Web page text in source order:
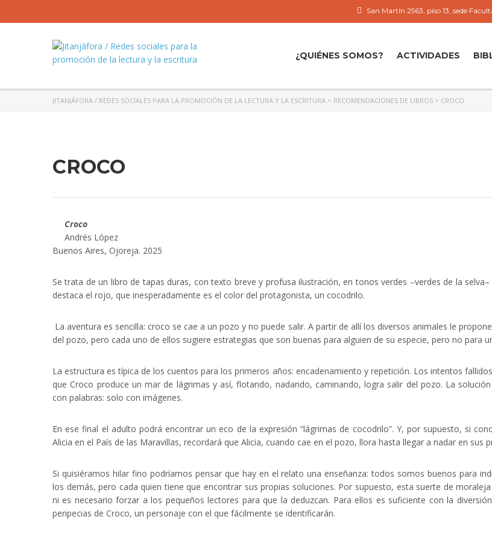
San Martín 2563, piso 13, sede
¿QUIÉNES SOMOS? ACTIVIDADES
JITANJÁFORA / REDES SOCIALES PARA LA PROMOCIÓN DE LA LECTURA Y LA ESCRITURA > RECOMENDACIONES DE LIBROS > CROCO
CROCO
Croco
Andrés López
Buenos Aires, Ojoreja. 2025
Se trata de un libro de tapas duras, con texto breve y profusa ilustración, en tonos verdes –verdes de la
destaca el rojo, que inesperadamente es el color del protagonista, un cocodrilo.
La aventura es sencilla: croco se cae a un pozo y no puede salir. A partir de allí los diversos animales le
del pozo, pero cada uno de ellos sugiere estrategias que son buenas para alguien de su especie, pero no para
La estructura es típica de los cuentos para los primeros años: encadenamiento y repetición. Los intentos
que Croco produce un mar de lágrimas y así, flotando, nadando, caminando, logra salir del pozo. La
con palabras: solo con imágenes.
En ese final el adulto podrá encontrar un eco de la expresión “lágrimas de cocodrilo”. Y, por supuesto, si
Alicia en el País de las Maravillas, recordará que Alicia, cuando cae en el pozo, llora hasta llegar a nadar en sus
Si quisiéramos hilar fino podríamos pensar que hay en el relato una enseñanza: todos somos buenos para
los demás, pero cada quien tiene que encontrar sus propias soluciones. Por supuesto, esta suerte de
ni es necesario forzar a los pequeños lectores para que la deduzcan. Para ellos es suficiente con la
peripecias de Croco, un personaje con el que fácilmente se identificarán.